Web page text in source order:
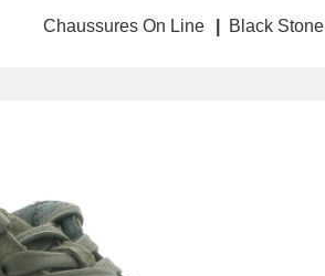
Chaussures On Line Black Stone